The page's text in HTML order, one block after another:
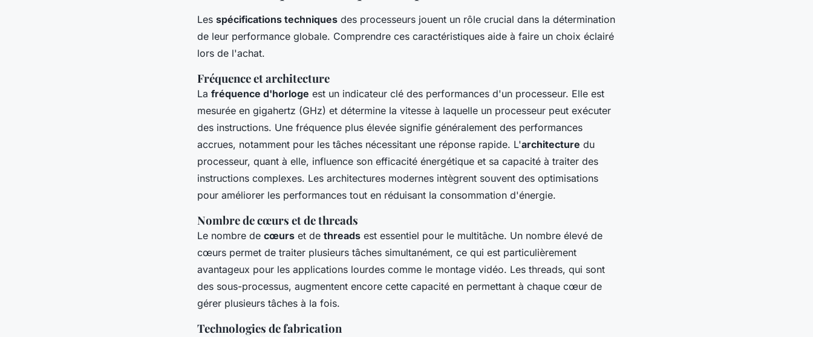
Les spécifications techniques des processeurs jouent un rôle crucial dans la détermination
de leur performance globale. Comprendre ces caractéristiques aide à faire un choix éclairé
lors de l'achat.
Fréquence et architecture
La fréquence d'horloge est un indicateur clé des performances d'un processeur. Elle est
mesurée en gigahertz (GHz) et détermine la vitesse à laquelle un processeur peut exécuter
des instructions. Une fréquence plus élevée signifie généralement des performances
accrues, notamment pour les tâches nécessitant une réponse rapide. L'architecture du
processeur, quant à elle, influence son efficacité énergétique et sa capacité à traiter des
instructions complexes. Les architectures modernes intègrent souvent des optimisations
pour améliorer les performances tout en réduisant la consommation d'énergie.
Nombre de cœurs et de threads
Le nombre de cœurs et de threads est essentiel pour le multitâche. Un nombre élevé de
cœurs permet de traiter plusieurs tâches simultanément, ce qui est particulièrement
avantageux pour les applications lourdes comme le montage vidéo. Les threads, qui sont
des sous-processus, augmentent encore cette capacité en permettant à chaque cœur de
gérer plusieurs tâches à la fois.
Technologies de fabrication